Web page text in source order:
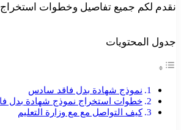
نقدم لكم جميع تفاصيل وخطوات استخراج بدل
جدول المحتويات
نموذج شهادة بدل فاقد سادس
خطوات استخراج نموذج شهادة بدل فاقد سادس
كيف التواصل مع مع وزارة التعليم